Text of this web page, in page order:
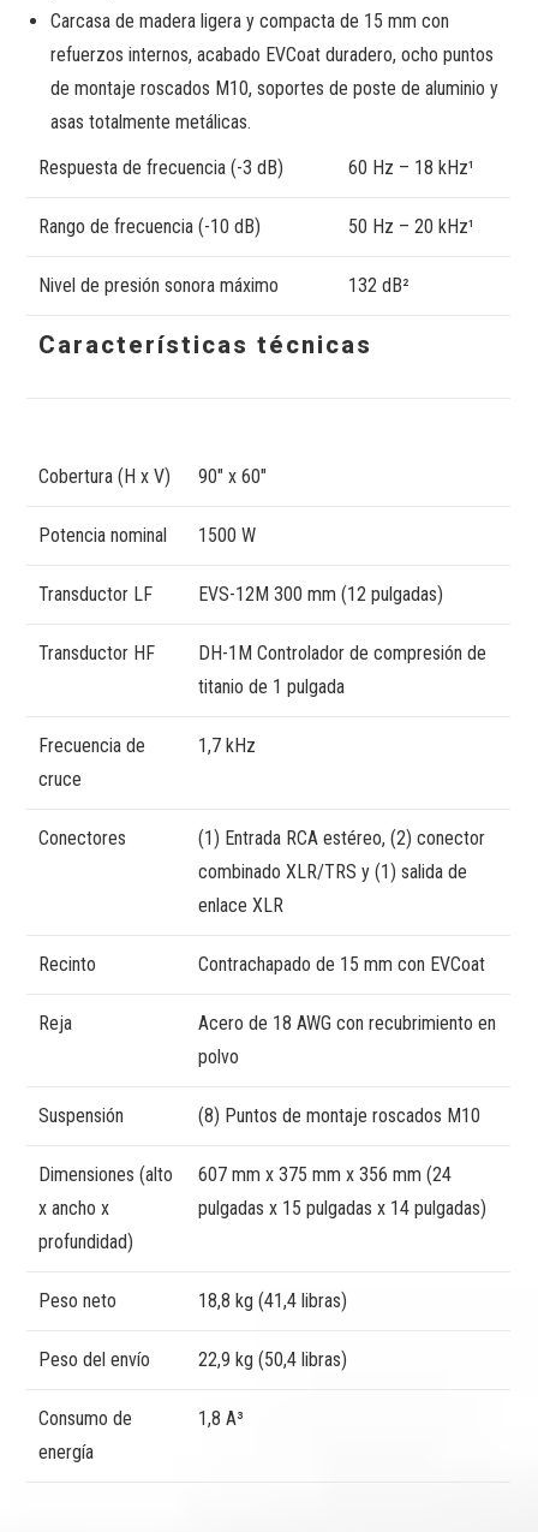
Carcasa de madera ligera y compacta de 15 mm con
refuerzos internos, acabado EVCoat duradero, ocho puntos
de montaje roscados M10, soportes de poste de aluminio y
asas totalmente metálicas.
Respuesta de frecuencia (-3 dB)
60 Hz – 18 kHz¹
Rango de frecuencia (-10 dB) 50 Hz – 20 kHz¹
Nivel de presión sonora máximo 132 dB²
Características técnicas
Cobertura (H x V) 90″ x 60″
Potencia nominal 1500 W
Transductor LF EVS-12M 300 mm (12 pulgadas)
Transductor HF
DH-1M Controlador de compresión de
titanio de 1 pulgada
Frecuencia de
cruce
1,7 kHz
Conectores
(1) Entrada RCA estéreo, (2) conector
combinado XLR/TRS y (1) salida de
enlace XLR
Recinto Contrachapado de 15 mm con EVCoat
Reja
Acero de 18 AWG con recubrimiento en
polvo
Suspensión (8) Puntos de montaje roscados M10
Dimensiones (alto
x ancho x
profundidad)
607 mm x 375 mm x 356 mm (24
pulgadas x 15 pulgadas x 14 pulgadas)
Peso neto 18,8 kg (41,4 libras)
Peso del envío 22,9 kg (50,4 libras)
Consumo de
energía
1,8 A³